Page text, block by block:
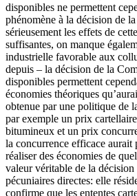
disponibles ne permettent
phénomène à la décision de
sérieusement les effets de
suffisantes, on manque
industrielle favorable aux
depuis – la décision de la
disponibles permettent
économies théoriques
obtenue par une politique de
par exemple un prix
bitumineux et un prix
la concurrence efficace aurait
réaliser des économies de
valeur véritable de la
pécuniaires directes: elle
confirme que les ententes